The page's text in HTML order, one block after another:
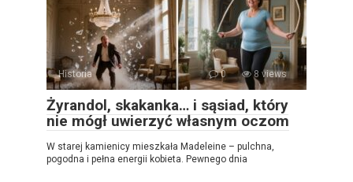
Historia 0 8 views
Żyrandol, skakanka… i sąsiad, który
nie mógł uwierzyć własnym oczom
W starej kamienicy mieszkała Madeleine – pulchna,
pogodna i pełna energii kobieta. Pewnego dnia